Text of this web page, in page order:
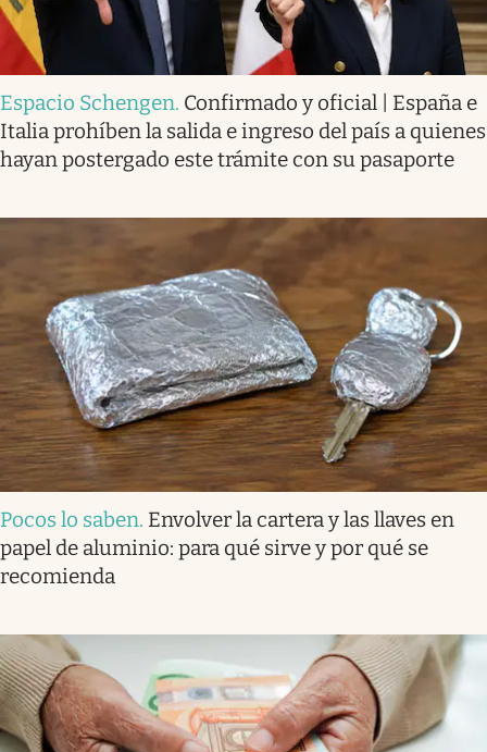
Espacio Schengen. Confirmado y oficial | España e
Italia prohíben la salida e ingreso del país a quienes
hayan postergado este trámite con su pasaporte
Pocos lo saben. Envolver la cartera y las llaves en
papel de aluminio: para qué sirve y por qué se
recomienda